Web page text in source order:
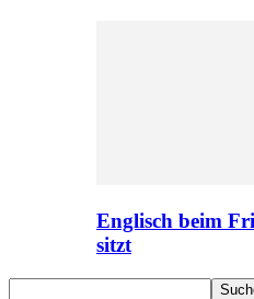
Englisch beim
sitzt